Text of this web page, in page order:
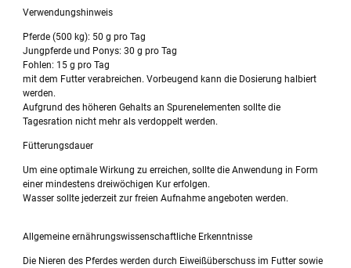
Verwendungshinweis
Pferde (500 kg): 50 g pro Tag
Jungpferde und Ponys: 30 g pro Tag
Fohlen: 15 g pro Tag
mit dem Futter verabreichen. Vorbeugend kann die Dosierung halbiert
werden.
Aufgrund des höheren Gehalts an Spurenelementen sollte die
Tagesration nicht mehr als verdoppelt werden.
Fütterungsdauer
Um eine optimale Wirkung zu erreichen, sollte die Anwendung in Form
einer mindestens dreiwöchigen Kur erfolgen.
Wasser sollte jederzeit zur freien Aufnahme angeboten werden.
Allgemeine ernährungswissenschaftliche Erkenntnisse
Die Nieren des Pferdes werden durch Eiweißüberschuss im Futter sowie